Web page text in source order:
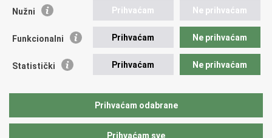
EMN Nacionalna kontaktna točka za Republiku Hrvatsku
Policijska akademija
Zaklada policijske solidarnosti
Udruge
Nužni Prihvaćam Ne prihvaćam
Funkcionalni Prihvaćam Ne prihvaćam
Statistički Prihvaćam Ne prihvaćam
Prihvaćam odabrane
Prihvaćam sve